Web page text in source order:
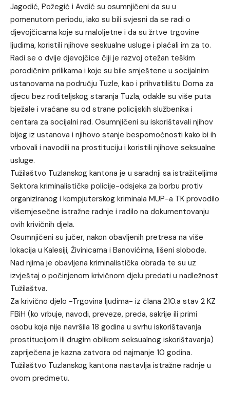
Jagodić, Požegić i Avdić su osumnjičeni da su u
pomenutom periodu, iako su bili svjesni da se radi o
djevojčicama koje su maloljetne i da su žrtve trgovine
ljudima, koristili njihove seskualne usluge i plaćali im za to.
Radi se o dvije djevojčice čiji je razvoj otežan teškim
porodičnim prilikama i koje su bile smještene u socijalnim
ustanovama na području Tuzle, kao i prihvatilištu Doma za
djecu bez roditeljskog staranja Tuzla, odakle su više puta
bježale i vraćane su od strane policijskih službenika i
centara za socijalni rad. Osumnjičeni su iskorištavali njihov
bijeg iz ustanova i njihovo stanje bespomoćnosti kako bi ih
vrbovali i navodili na prostituciju i koristili njihove seksualne
usluge.
Tužilaštvo Tuzlanskog kantona je u saradnji sa istražiteljima
Sektora kriminalističke policije-odsjeka za borbu protiv
organiziranog i kompjuterskog kriminala MUP-a TK provodilo
višemjesečne istražne radnje i radilo na dokumentovanju
ovih krivičnih djela.
Osumnjičeni su jučer, nakon obavljenih pretresa na više
lokacija u Kalesiji, Živinicama i Banovićima, lišeni slobode.
Nad njima je obavljena kriminalistička obrada te su uz
izvještaj o počinjenom krivičnom djelu predati u nadležnost
Tužilaštva.
Za krivično djelo -Trgovina ljudima- iz člana 210.a stav 2 KZ
FBiH (ko vrbuje, navodi, preveze, preda, sakrije ili primi
osobu koja nije navršila 18 godina u svrhu iskorištavanja
prostitucijom ili drugim oblikom seksualnog iskorištavanja)
zapriječena je kazna zatvora od najmanje 10 godina.
Tužilaštvo Tuzlanskog kantona nastavlja istražne radnje u
ovom predmetu.